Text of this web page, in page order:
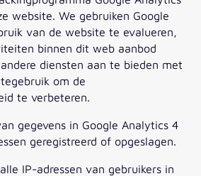
website. We gebruiken Google
van de website te evalueren,
binnen dit web aanbod
diensten aan te bieden met
om de
te verbeteren.
gegevens in Google Analytics 4
geregistreerd of opgeslagen.
IP-adressen van gebruikers in